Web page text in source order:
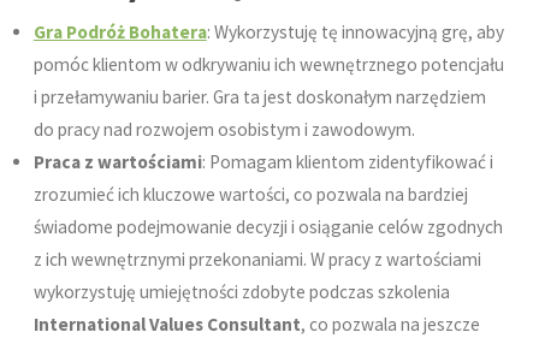
Gra Podróż Bohatera: Wykorzystuję tę innowacyjną grę, aby
pomóc klientom w odkrywaniu ich wewnętrznego potencjału
i przełamywaniu barier. Gra ta jest doskonałym narzędziem
do pracy nad rozwojem osobistym i zawodowym.
Praca z wartościami: Pomagam klientom zidentyfikować i
zrozumieć ich kluczowe wartości, co pozwala na bardziej
świadome podejmowanie decyzji i osiąganie celów zgodnych
z ich wewnętrznymi przekonaniami. W pracy z wartościami
wykorzystuję umiejętności zdobyte podczas szkolenia
International Values Consultant, co pozwala na jeszcze